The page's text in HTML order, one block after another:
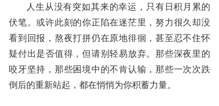
人生从没有突如其来的幸运，只有日积月累的
伏笔。或许此刻的你正陷在迷茫里，努力很久却没
看到回报，熬夜打拼仍在原地徘徊，甚至忍不住怀
疑付出是否值得，但请别轻易放弃。那些深夜里的
咬牙坚持，那些困境中的不肯认输，那些一次次跌
倒后的重新站起，都在悄悄为你积蓄力量。